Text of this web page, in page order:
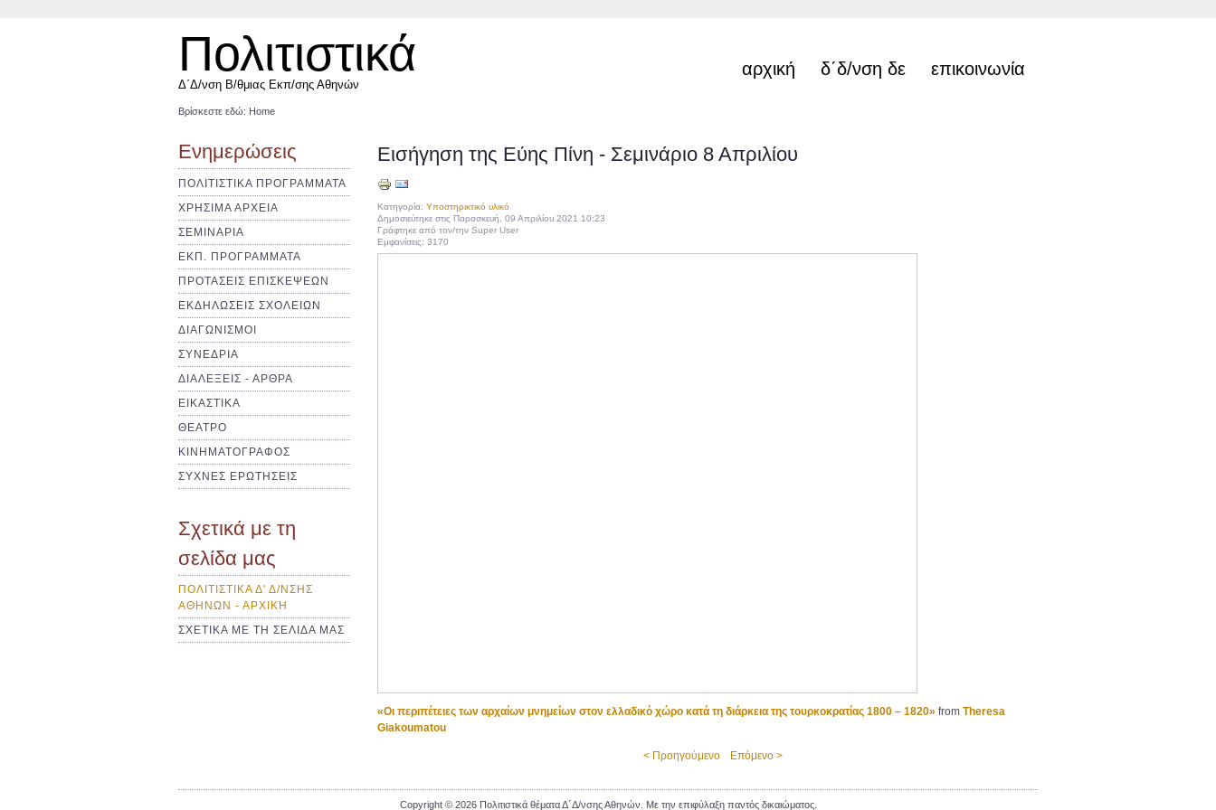
Πολιτιστικά
Δ΄Δ/νση Β/θμιας Εκπ/σης Αθηνών
αρχική δ΄δ/νση δε επικοινωνία
Βρίσκεστε εδώ: Home
Ενημερώσεις
ΠΟΛΙΤΙΣΤΙΚΑ ΠΡΟΓΡΑΜΜΑΤΑ
ΧΡΗΣΙΜΑ ΑΡΧΕΙΑ
ΣΕΜΙΝΑΡΙΑ
ΕΚΠ. ΠΡΟΓΡΑΜΜΑΤΑ
ΠΡΟΤΑΣΕΙΣ ΕΠΙΣΚΕΨΕΩΝ
ΕΚΔΗΛΩΣΕΙΣ ΣΧΟΛΕΙΩΝ
ΔΙΑΓΩΝΙΣΜΟΙ
ΣΥΝΕΔΡΙΑ
ΔΙΑΛΕΞΕΙΣ - ΑΡΘΡΑ
ΕΙΚΑΣΤΙΚΑ
ΘΕΑΤΡΟ
ΚΙΝΗΜΑΤΟΓΡΑΦΟΣ
ΣΥΧΝΕΣ ΕΡΩΤΗΣΕΙΣ
Σχετικά με τη
σελίδα μας
ΠΟΛΙΤΙΣΤΙΚΑ Δ' Δ/ΝΣΗΣ
ΑΘΗΝΩΝ - ΑΡΧΙΚΗ
ΣΧΕΤΙΚΑ ΜΕ ΤΗ ΣΕΛΙΔΑ ΜΑΣ
Εισήγηση της Εύης Πίνη - Σεμινάριο 8 Απριλίου
Κατηγορία: Υποστηρικτικό υλικό
Δημοσιεύτηκε στις Παρασκευή, 09 Απριλίου 2021 10:23
Γράφτηκε από τον/την Super User
Εμφανίσεις: 3170
«Οι περιπέτειες των αρχαίων μνημείων στον ελλαδικό χώρο κατά τη διάρκεια της τουρκοκρατίας 1800 – 1820» from Theresa
Giakoumatou
< Προηγούμενο Επόμενο >
Copyright © 2026 Πολιτιστικά θέματα Δ΄Δ/νσης Αθηνών. Με την επιφύλαξη παντός δικαιώματος.